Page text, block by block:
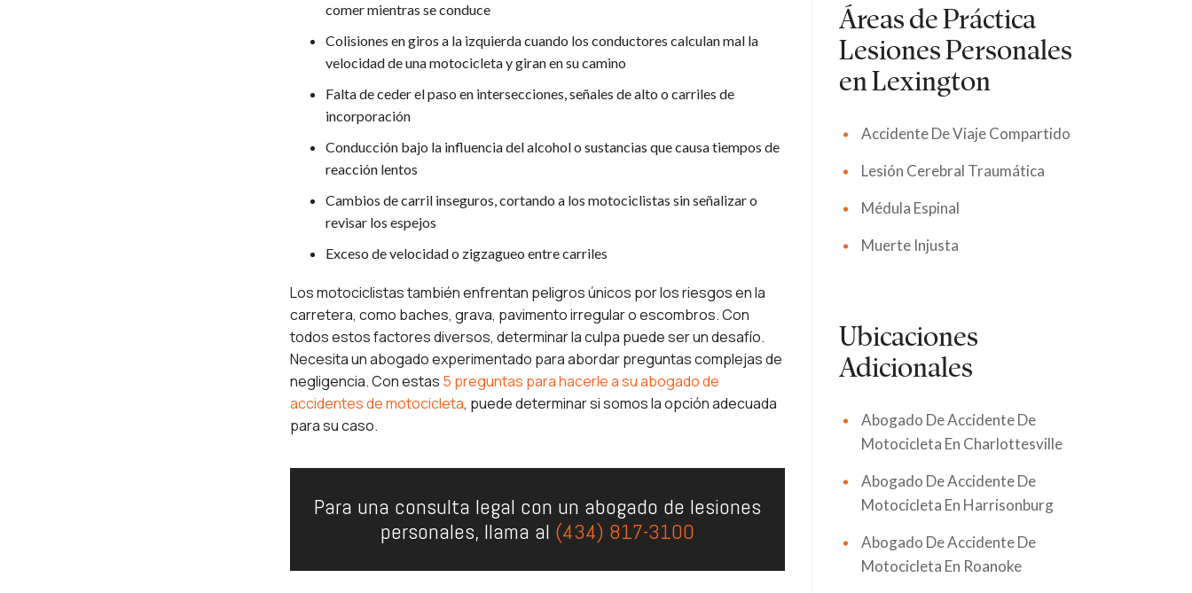
comer mientras se conduce
Colisiones en giros a la izquierda cuando los conductores calculan mal la
velocidad de una motocicleta y giran en su camino
Falta de ceder el paso en intersecciones, señales de alto o carriles de
incorporación
Conducción bajo la influencia del alcohol o sustancias que causa tiempos de
reacción lentos
Cambios de carril inseguros, cortando a los motociclistas sin señalizar o
revisar los espejos
Exceso de velocidad o zigzagueo entre carriles
Los motociclistas también enfrentan peligros únicos por los riesgos en la
carretera, como baches, grava, pavimento irregular o escombros. Con
todos estos factores diversos, determinar la culpa puede ser un desafío.
Necesita un abogado experimentado para abordar preguntas complejas de
negligencia. Con estas 5 preguntas para hacerle a su abogado de
accidentes de motocicleta, puede determinar si somos la opción adecuada
para su caso.
Para una consulta legal con un abogado de lesiones
personales, llama al (434) 817-3100
Áreas de Práctica
Lesiones Personales
en Lexington
Accidente De Viaje Compartido
Lesión Cerebral Traumática
Médula Espinal
Muerte Injusta
Ubicaciones
Adicionales
Abogado De Accidente De
Motocicleta En Charlottesville
Abogado De Accidente De
Motocicleta En Harrisonburg
Abogado De Accidente De
Motocicleta En Roanoke